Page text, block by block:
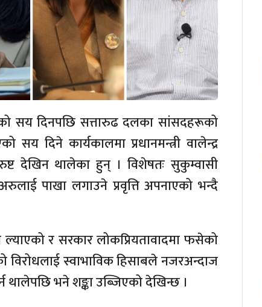
सय दिनपछि सत्तारुढ दलका सांसदहरूको
दिने कार्यकालमा प्रधानमन्त्री वालेन्द्र
देखिन थालेका हुन् । विशेषतः सुकुम्वासी
पाखा लगाउने प्रवृत्ति अपनाएको भन्दै
र सरकार लोकप्रियतावादमा फसेको
विरोधलाई स्वाभाविक हिसाबले नजरअन्दाज
भने शङ्का उब्जिएको देखिन्छ ।